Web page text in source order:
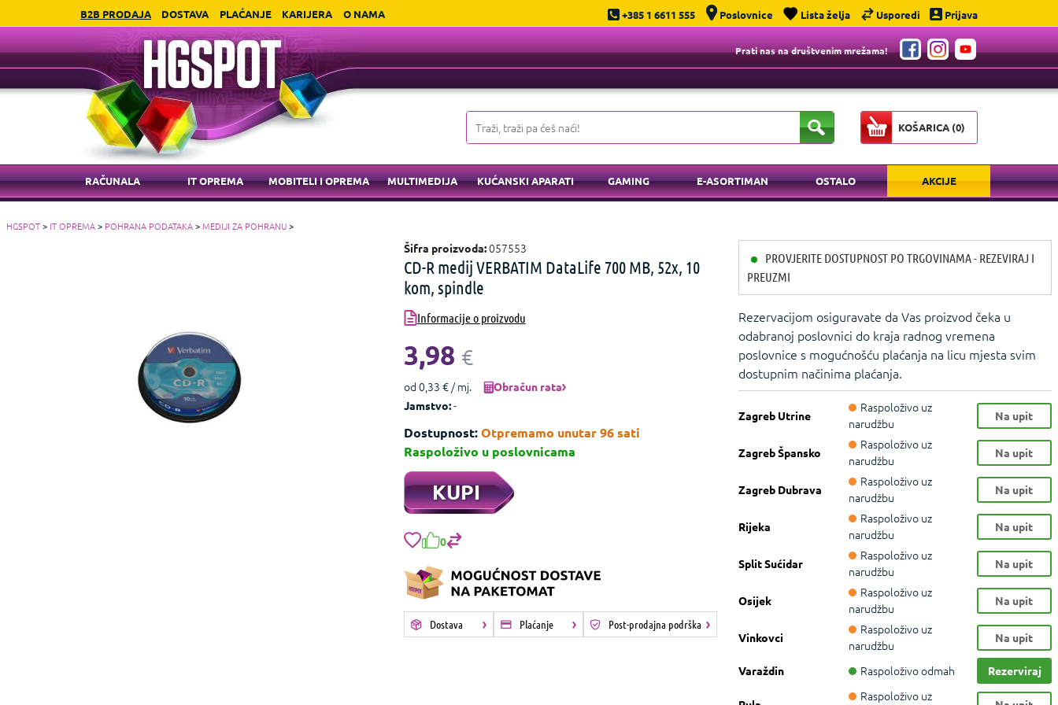
B2B PRODAJA DOSTAVA PLAĆANJE KARIJERA O NAMA +385 1 6611 555 Poslovnice Lista želja Usporedi Prijava
Prati nas na društvenim mrežama!
KOŠARICA (0)
RAČUNALA IT OPREMA MOBITELI I OPREMA MULTIMEDIJA KUĆANSKI APARATI GAMING E-ASORTIMAN OSTALO AKCIJE
HGSPOT> IT OPREMA> POHRANA PODATAKA>MEDIJI ZA POHRANU>
Šifra proizvoda:057553
CD-R medij VERBATIM DataLife 700 MB, 52x, 10
kom, spindle
Informacije o proizvodu
3,98 €
od 0,33 € / mj.
Obračun rata
Jamstvo:-
Dostupnost:Otpremamo unutar 96 sati
Raspoloživo u poslovnicama
KUPI
0
Dostava Plaćanje Post-prodajna podrška
PROVJERITE DOSTUPNOST PO TRGOVINAMA - REZEVIRAJ I
PREUZMI
Rezervacijom osiguravate da Vas proizvod čeka u
odabranoj poslovnici do kraja radnog vremena
poslovnice s mogućnošću plaćanja na licu mjesta svim
dostupnim načinima plaćanja.
Zagreb Utrine
Raspoloživo uz
narudžbu
Na upit
Zagreb Špansko
Raspoloživo uz
narudžbu
Na upit
Zagreb Dubrava
Raspoloživo uz
narudžbu
Na upit
Rijeka
Raspoloživo uz
narudžbu
Na upit
Split Sućidar
Raspoloživo uz
narudžbu
Na upit
Osijek
Raspoloživo uz
narudžbu
Na upit
Vinkovci
Raspoloživo uz
narudžbu
Na upit
Varaždin Raspoloživo odmah Rezerviraj
Raspoloživo uz